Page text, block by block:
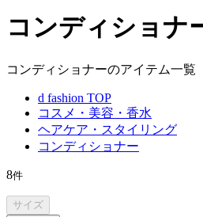
コンディショナ
コンディショナーのアイテム一覧
d fashion TOP
コスメ・美容・香水
ヘアケア・スタイリング
コンディショナー
8件
サイズ